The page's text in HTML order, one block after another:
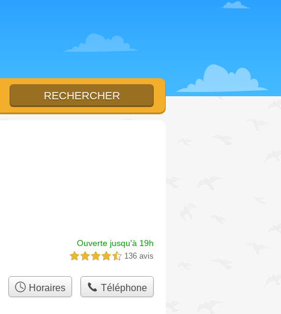
Ouverte jusqu'à 19h
4,5 étoiles sur 5 136 avis
Horaires Téléphone